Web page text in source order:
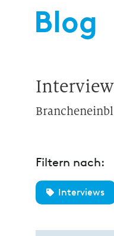
Blog
Filtern nach:
Interviews